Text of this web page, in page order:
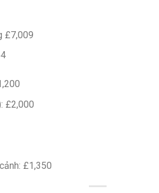
£7,009
£2,000
£1,350